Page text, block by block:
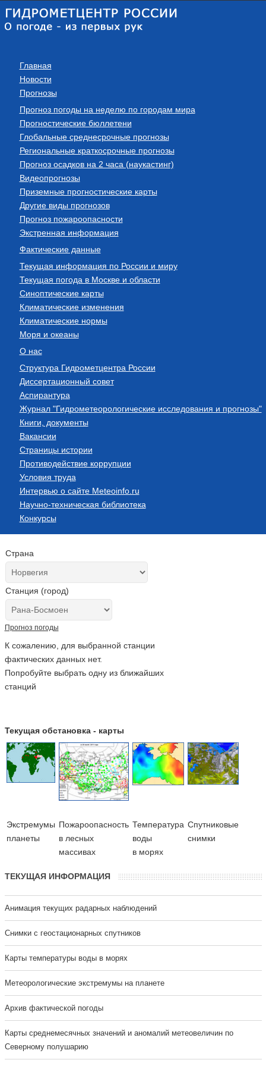
Главная
Новости
Прогнозы
Прогноз погоды на неделю по городам мира
Прогностические бюллетени
Глобальные среднесрочные прогнозы
Региональные краткосрочные прогнозы
Прогноз осадков на 2 часа (наукастинг)
Видеопрогнозы
Приземные прогностические карты
Другие виды прогнозов
Прогноз пожароопасности
Экстренная информация
Фактические данные
Текущая информация по России и миру
Текущая погода в Москве и области
Синоптические карты
Климатические изменения
Климатические нормы
Моря и океаны
О нас
Структура Гидрометцентра России
Диссертационный совет
Аспирантура
Журнал "Гидрометеорологические исследования и прогнозы"
Книги, документы
Вакансии
Страницы истории
Противодействие коррупции
Условия труда
Интервью о сайте Meteoinfo.ru
Научно-техническая библиотека
Конкурсы
Страна
Станция (город)
Прогноз погоды
К сожалению, для выбранной станции
фактических данных нет.
Попробуйте выбрать одну из ближайших
станций
Текущая обстановка - карты
Экстремумы
планеты
Пожароопасность
в лесных
массивах
Температура
воды
в морях
Cпутниковые
снимки
ТЕКУЩАЯ ИНФОРМАЦИЯ
Анимация текущих радарных наблюдений
Cнимки с геостационарных спутников
Карты температуры воды в морях
Метеорологические экстремумы на планете
Архив фактической погоды
Карты среднемесячных значений и аномалий метеовеличин по
Северному полушарию